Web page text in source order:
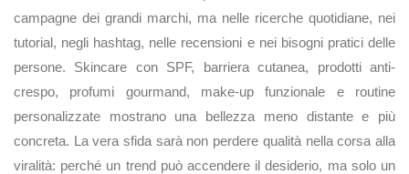
campagne dei grandi marchi, ma nelle ricerche quotidiane, nei
tutorial, negli hashtag, nelle recensioni e nei bisogni pratici delle
persone. Skincare con SPF, barriera cutanea, prodotti anti-
crespo, profumi gourmand, make-up funzionale e routine
personalizzate mostrano una bellezza meno distante e più
concreta. La vera sfida sarà non perdere qualità nella corsa alla
viralità: perché un trend può accendere il desiderio, ma solo un